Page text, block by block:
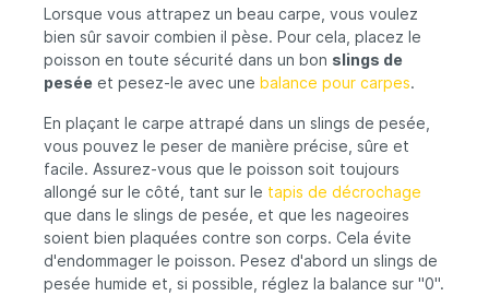
Lorsque vous attrapez un beau carpe, vous voulez
bien sûr savoir combien il pèse. Pour cela, placez le
poisson en toute sécurité dans un bon slings de
pesée et pesez-le avec une balance pour carpes.
En plaçant le carpe attrapé dans un slings de pesée,
vous pouvez le peser de manière précise, sûre et
facile. Assurez-vous que le poisson soit toujours
allongé sur le côté, tant sur le tapis de décrochage
que dans le slings de pesée, et que les nageoires
soient bien plaquées contre son corps. Cela évite
d'endommager le poisson. Pesez d'abord un slings de
pesée humide et, si possible, réglez la balance sur ''0''.